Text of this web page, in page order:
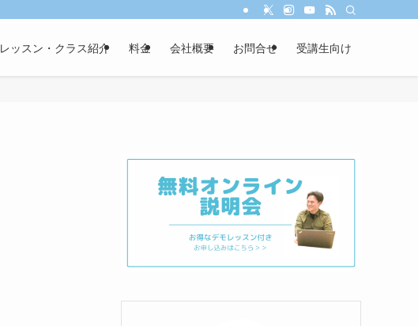
レッスン・クラス紹介 料金 会社概要 お問合せ 受講生向け